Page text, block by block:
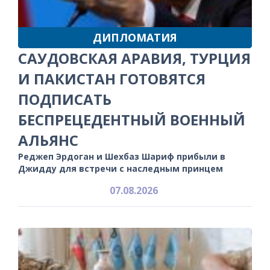
ДИПЛОМАТИЯ
САУДОВСКАЯ АРАВИЯ, ТУРЦИЯ
И ПАКИСТАН ГОТОВЯТСЯ
ПОДПИСАТЬ
БЕСПРЕЦЕДЕНТНЫЙ ВОЕННЫЙ
АЛЬЯНС
Реджеп Эрдоган и Шехбаз Шариф прибыли в
Джидду для встречи с наследным принцем
07.08.2026